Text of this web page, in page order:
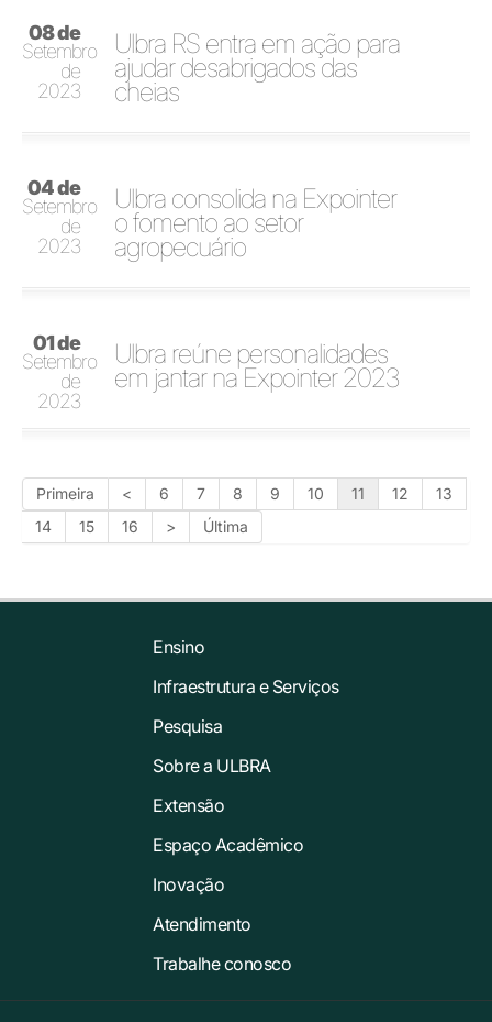
08 de
Setembro
de
2023
Ulbra RS entra em ação para
ajudar desabrigados das
cheias
04 de
Setembro
de
2023
Ulbra consolida na Expointer
o fomento ao setor
agropecuário
01 de
Setembro
de
2023
Ulbra reúne personalidades
em jantar na Expointer 2023
Primeira < 6 7 8 9 10 11 12
13
14
15 16 > Última
Ensino
Infraestrutura e Serviços
Pesquisa
Sobre a ULBRA
Extensão
Espaço Acadêmico
Inovação
Atendimento
Trabalhe conosco